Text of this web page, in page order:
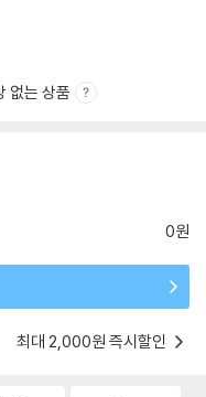
없는 상품
0원
최대 2,000원 즉시할인